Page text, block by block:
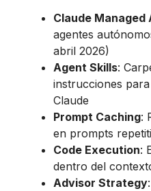
Claude Managed
agentes
abril 2026)
Agent Skills:
instrucciones
Claude
Prompt Caching:
en prompts
Code Execution:
dentro del
Advisor Strategy